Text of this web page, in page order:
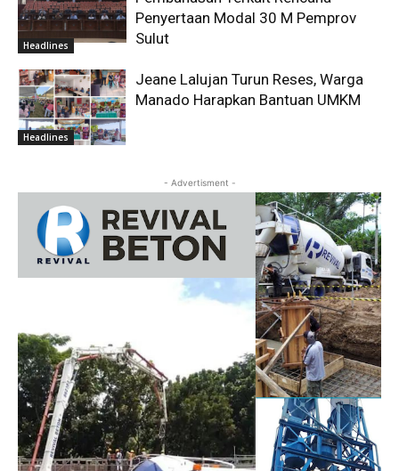
Headlines
Penyertaan Modal 30 M Pemprov
Sulut
Headlines
Jeane Lalujan Turun Reses, Warga
Manado Harapkan Bantuan UMKM
- Advertisment -